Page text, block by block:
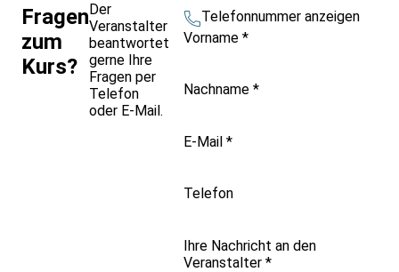
Fragen
zum
Kurs?
Der
Veranstalter
beantwortet
gerne Ihre
Fragen per
Telefon
oder E-Mail.
Telefonnummer anzeigen
Vorname *
Nachname *
E-Mail *
Telefon
Ihre Nachricht an den
Veranstalter *